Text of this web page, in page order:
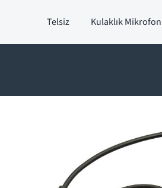
Telsiz Kulaklık Mikrofon